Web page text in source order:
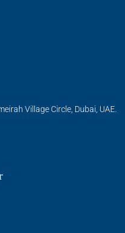
Village Circle, Dubai, UAE.